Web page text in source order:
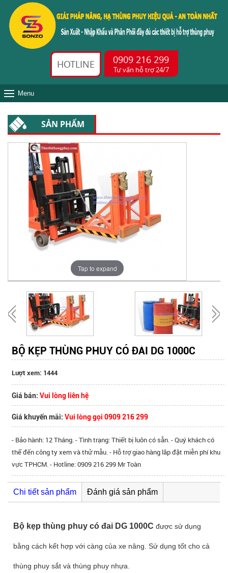
HOTLINE 0909 216 299
Tư vấn hỗ trợ 24/7
Menu
SẢN PHẨM
Tap to expand
BỘ KẸP THÙNG PHUY CÓ ĐAI DG 1000C
Lượt xem: 1444
Giá bán:Vui lòng liên hệ
Giá khuyến mãi:Vui lòng gọi 0909 216 299
- Bảo hành: 12 Tháng. - Tình trạng: Thiết bị luôn có sẵn. - Quý khách có
thể đến công ty xem và thử mẫu. - Hỗ trợ giao hàng lắp đặt miễn phí khu
vực TPHCM. - Hotline: 0909 216 299 Mr Toàn
Chi tiết sản phẩm Đánh giá sản phẩm
Bộ kẹp thùng phuy có đai DG 1000C được sử dụng
bằng cách kết hợp với càng của xe nâng. Sử dụng tốt cho cả
thùng phuy sắt và thùng phuy nhựa.